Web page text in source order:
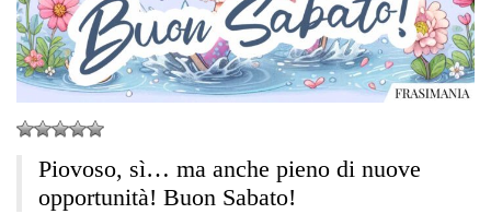
Piovoso, sì… ma anche pieno di nuove
opportunità! Buon Sabato!